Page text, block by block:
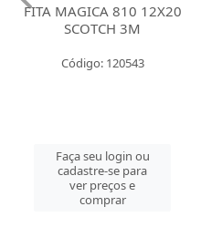
FITA MAGICA 810 12X20
SCOTCH 3M
Código: 120543
Faça seu login ou
cadastre-se para
ver preços e
comprar